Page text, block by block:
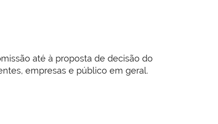
até à proposta de decisão do
empresas e público em geral.